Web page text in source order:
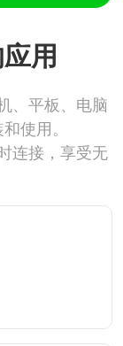
用
、平板、电脑
使用。
连接，享受无